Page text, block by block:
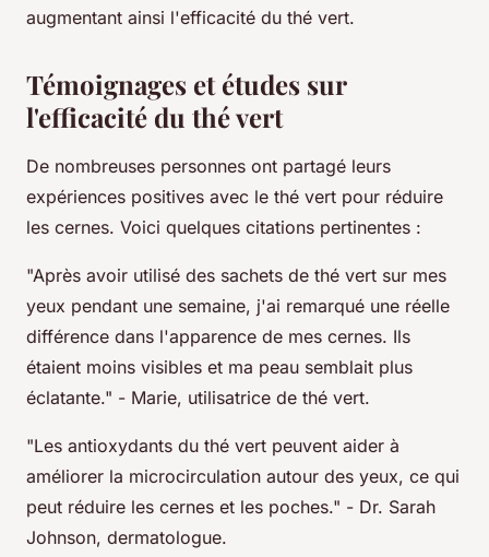
augmentant ainsi l'efficacité du thé vert.
Témoignages et études sur
l'efficacité du thé vert
De nombreuses personnes ont partagé leurs
expériences positives avec le thé vert pour réduire
les cernes. Voici quelques citations pertinentes :
"Après avoir utilisé des sachets de thé vert sur mes
yeux pendant une semaine, j'ai remarqué une réelle
différence dans l'apparence de mes cernes. Ils
étaient moins visibles et ma peau semblait plus
éclatante." - Marie, utilisatrice de thé vert.
"Les antioxydants du thé vert peuvent aider à
améliorer la microcirculation autour des yeux, ce qui
peut réduire les cernes et les poches." - Dr. Sarah
Johnson, dermatologue.